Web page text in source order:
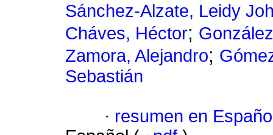
Sánchez-Alzate, Leidy
Cháves, Héctor;
Zamora, Alejandro;
Sebastián
· resumen en